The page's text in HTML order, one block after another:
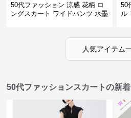
50代ファッション 涼感 花柄 ロ
ングスカート ワイドパンツ 水墨
50
ル
人気アイテム
50代ファッションスカートの新